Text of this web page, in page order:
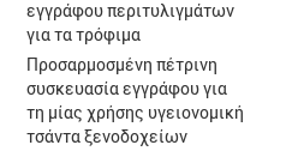
εγγράφου περιτυλιγμάτων
για τα τρόφιμα
Προσαρμοσμένη πέτρινη
συσκευασία εγγράφου για
τη μίας χρήσης υγειονομική
τσάντα ξενοδοχείων